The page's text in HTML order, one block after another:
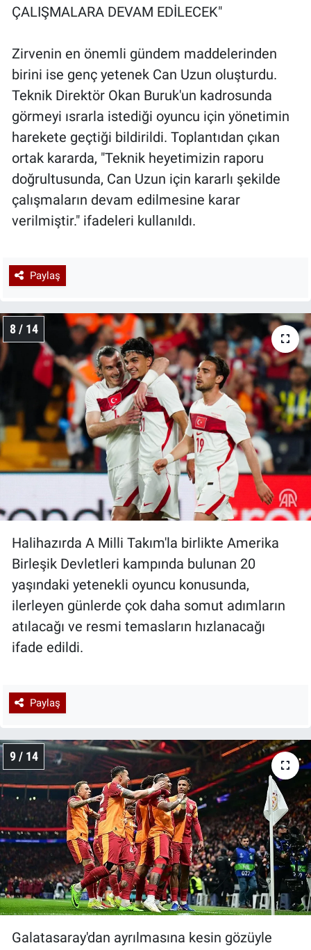
ÇALIŞMALARA DEVAM EDİLECEK"
Zirvenin en önemli gündem maddelerinden
birini ise genç yetenek Can Uzun oluşturdu.
Teknik Direktör Okan Buruk'un kadrosunda
görmeyi ısrarla istediği oyuncu için yönetimin
harekete geçtiği bildirildi. Toplantıdan çıkan
ortak kararda, "Teknik heyetimizin raporu
doğrultusunda, Can Uzun için kararlı şekilde
çalışmaların devam edilmesine karar
verilmiştir." ifadeleri kullanıldı.
Paylaş
8 / 14
Halihazırda A Milli Takım'la birlikte Amerika
Birleşik Devletleri kampında bulunan 20
yaşındaki yetenekli oyuncu konusunda,
ilerleyen günlerde çok daha somut adımların
atılacağı ve resmi temasların hızlanacağı
ifade edildi.
Paylaş
9 / 14
Galatasaray'dan ayrılmasına kesin gözüyle